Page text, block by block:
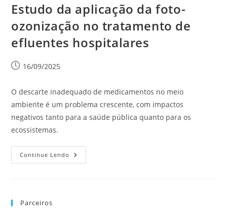
Estudo da aplicação da foto-
ozonização no tratamento de
efluentes hospitalares
16/09/2025
O descarte inadequado de medicamentos no meio
ambiente é um problema crescente, com impactos
negativos tanto para a saúde pública quanto para os
ecossistemas.
Continue Lendo
Parceiros